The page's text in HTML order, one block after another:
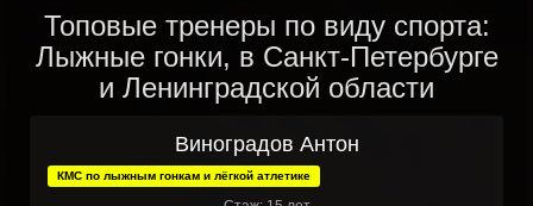
Топовые тренеры по виду спорта:
Лыжные гонки, в Санкт-Петербурге
и Ленинградской области
Виноградов Антон
КМС по лыжным гонкам и лёгкой атлетике